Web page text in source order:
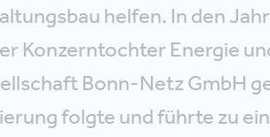
helfen. In den
Konzerntochter Energie
Bonn-Netz GmbH
folgte und führte zu